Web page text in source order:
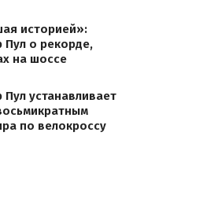
историей»:
Пул о рекорде,
на шоссе
устанавливает
по велокроссу